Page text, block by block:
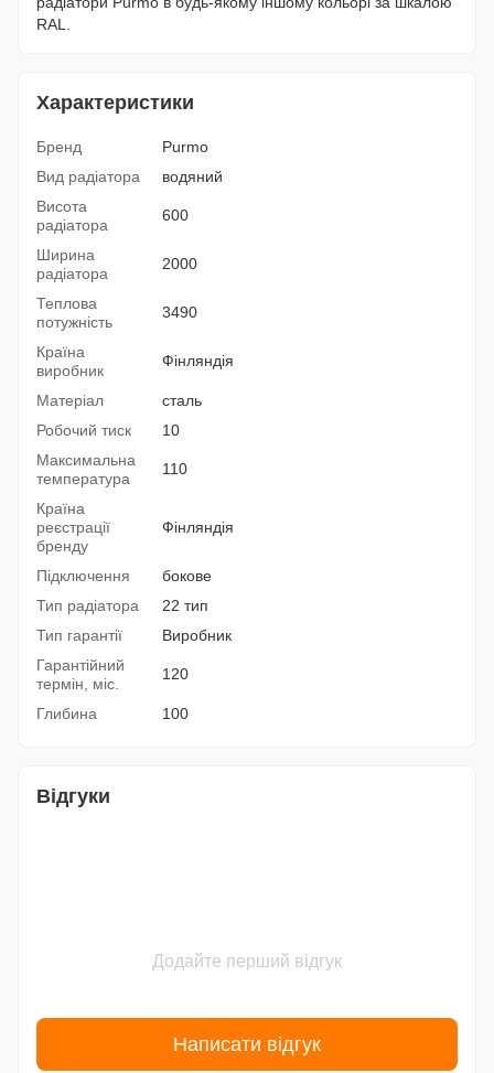
RAL.
Характеристики
Бренд
Purmo
Вид радіатора
водяний
Висота
радіатора
600
Ширина
радіатора
2000
Теплова
потужність
3490
Країна
виробник
Фінляндія
Матеріал
сталь
Робочий тиск
10
Максимальна
температура
110
Країна
реєстрації
бренду
Фінляндія
Підключення
бокове
Тип радіатора
22 тип
Тип гарантії
Виробник
Гарантійний
термін, міс.
120
Глибина 100
Відгуки
Додайте перший відгук
Написати відгук